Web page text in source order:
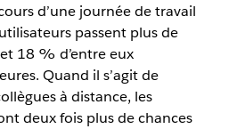
d’une journée de travail
passent plus de
18 % d’entre eux
Quand il s’agit de
à distance, les
deux fois plus de chances